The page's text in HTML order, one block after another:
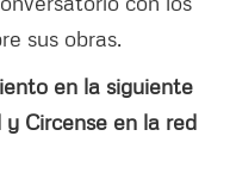
sus obras.
en la siguiente
Circense en la red